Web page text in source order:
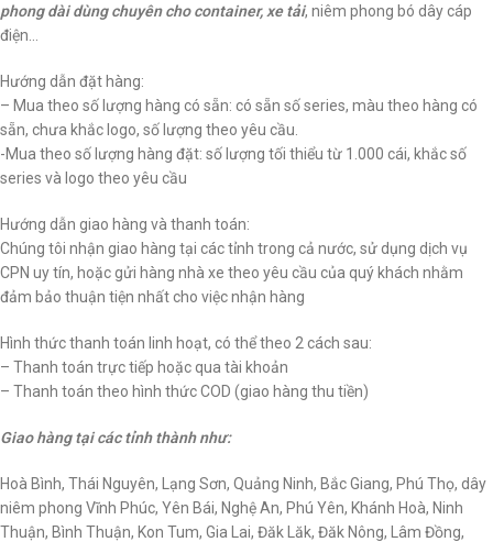
phong dài dùng chuyên cho container, xe tải, niêm phong bó dây cáp
điện…
Hướng dẫn đặt hàng:
– Mua theo số lượng hàng có sẵn: có sẵn số series, màu theo hàng có
sẵn, chưa khắc logo, số lượng theo yêu cầu.
-Mua theo số lượng hàng đặt: số lượng tối thiểu từ 1.000 cái, khắc số
series và logo theo yêu cầu
Hướng dẫn giao hàng và thanh toán:
Chúng tôi nhận giao hàng tại các tỉnh trong cả nước, sử dụng dịch vụ
CPN uy tín, hoặc gửi hàng nhà xe theo yêu cầu của quý khách nhằm
đảm bảo thuận tiện nhất cho việc nhận hàng
Hình thức thanh toán linh hoạt, có thể theo 2 cách sau:
– Thanh toán trực tiếp hoặc qua tài khoản
– Thanh toán theo hình thức COD (giao hàng thu tiền)
Giao hàng tại các tỉnh thành như:
Hoà Bình, Thái Nguyên, Lạng Sơn, Quảng Ninh, Bắc Giang, Phú Thọ, dây
niêm phong Vĩnh Phúc, Yên Bái, Nghệ An, Phú Yên, Khánh Hoà, Ninh
Thuận, Bình Thuận, Kon Tum, Gia Lai, Đăk Lăk, Đăk Nông, Lâm Đồng,